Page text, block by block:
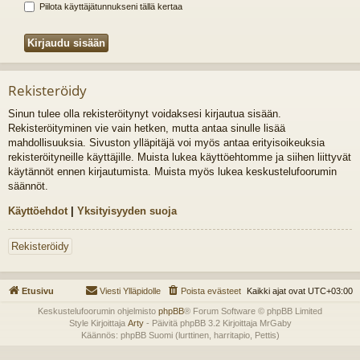
Piilota käyttäjätunnukseni tällä kertaa
Rekisteröidy
Sinun tulee olla rekisteröitynyt voidaksesi kirjautua sisään.
Rekisteröityminen vie vain hetken, mutta antaa sinulle lisää
mahdollisuuksia. Sivuston ylläpitäjä voi myös antaa erityisoikeuksia
rekisteröityneille käyttäjille. Muista lukea käyttöehtomme ja siihen liittyvät
käytännöt ennen kirjautumista. Muista myös lukea keskustelufoorumin
säännöt.
Käyttöehdot | Yksityisyyden suoja
Rekisteröidy
Etusivu Kaikki ajat ovat UTC+03:00
Poista evästeet
Viesti Ylläpidolle
Keskustelufoorumin ohjelmisto phpBB® Forum Software © phpBB Limited
Style Kirjoittaja Arty- Päivitä phpBB 3.2 Kirjoittaja MrGaby
Käännös: phpBB Suomi (lurttinen, harritapio, Pettis)